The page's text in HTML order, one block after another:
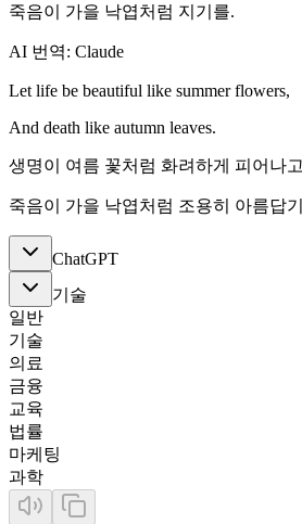
죽음이 가을 낙엽처럼 지기를.
AI 번역: Claude
Let life be beautiful like summer flowers,
And death like autumn leaves.
생명이 여름 꽃처럼 화려하게 피어나
죽음이 가을 낙엽처럼 조용히 아름답
ChatGPT
기술
일반
기술
의료
금융
교육
법률
마케팅
과학